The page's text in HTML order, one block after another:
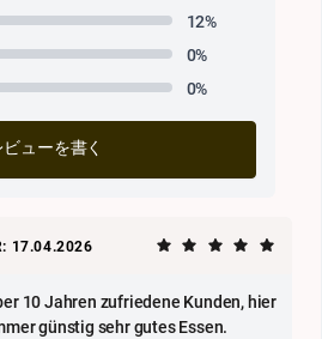
12%
0%
0%
ビューを書く
17.04.2026
10 Jahren zufriedene Kunden, hier
günstig sehr gutes Essen.